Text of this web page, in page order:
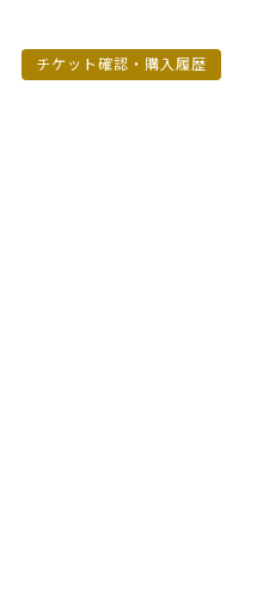
チケット確認・購入履歴